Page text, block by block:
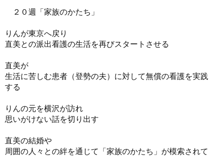
２０週「家族のかたち」
りんが東京へ戻り
直美との派出看護の生活を再びスタートさせる
直美が
生活に苦しむ患者（登勢の夫）に対して無償の看護を実践
する
りんの元を横沢が訪れ
思いがけない話を切り出す
直美の結婚や
周囲の人々との絆を通じて「家族のかたち」が模索されて